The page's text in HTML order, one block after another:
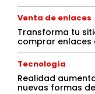
Venta de enlaces
Transforma tu
comprar
Tecnología
Realidad
nuevas formas